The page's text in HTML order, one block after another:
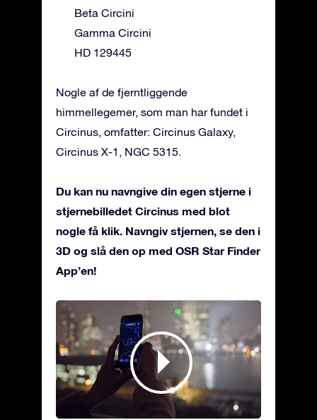
Beta Circini
Gamma Circini
HD 129445
Nogle af de fjerntliggende
himmellegemer, som man har fundet i
Circinus, omfatter: Circinus Galaxy,
Circinus X-1, NGC 5315.
Du kan nu navngive din egen stjerne i
stjernebilledet Circinus med blot
nogle få klik. Navngiv stjernen, se den i
3D og slå den op med OSR Star Finder
App’en!